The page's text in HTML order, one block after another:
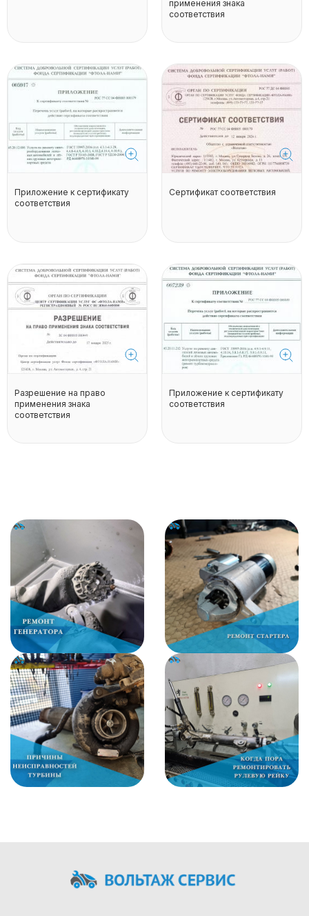
применения знака
соответствия
Приложение к сертификату
соответствия
Сертификат соответствия
Разрешение на право
применения знака
соответствия
Приложение к сертификату
соответствия